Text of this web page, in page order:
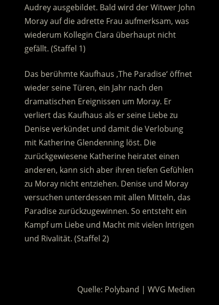
Audrey ausgebildet. Bald wird der Witwer John
Moray auf die adrette Frau aufmerksam, was
wiederum Kollegin Clara überhaupt nicht
gefällt. (Staffel 1)
Das berühmte Kaufhaus ‚The Paradise‘ öffnet
wieder seine Türen, ein Jahr nach den
dramatischen Ereignissen um Moray. Er
verliert das Kaufhaus als er seine Liebe zu
Denise verkündet und damit die Verlobung
mit Katherine Glendenning löst. Die
zurückgewiesene Katherine heiratet einen
anderen, kann sich aber ihren tiefen Gefühlen
zu Moray nicht entziehen. Denise und Moray
versuchen unterdessen mit allen Mitteln, das
Paradise zurückzugewinnen. So entsteht ein
Kampf um Liebe und Macht mit vielen Intrigen
und Rivalität. (Staffel 2)
Quelle: Polyband | WVG Medien